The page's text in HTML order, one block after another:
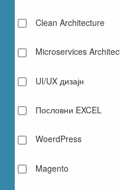
Clean Architecture
Microservices
UI/UX дизајн
Пословни EXCEL
WoerdPress
Magento